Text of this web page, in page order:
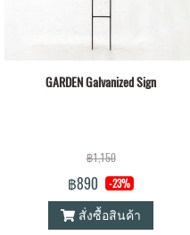
GARDEN Galvanized Sign
฿1,150
฿890 -23%
สั่งซื้อสินค้า